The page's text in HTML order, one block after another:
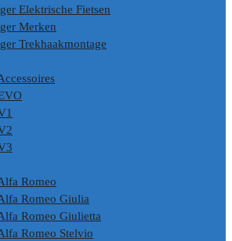
Elektrische Fietsen
Merken
Trekhaakmontage
Romeo
Romeo Giulia
Romeo Giulietta
Romeo Stelvio